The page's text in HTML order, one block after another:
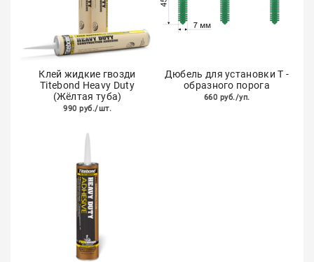
Клей жидкие гвозди
Titebond Heavy Duty
(Жёлтая туба)
990 руб./шт.
Дюбель для установки Т -
образного порога
660 руб./уп.